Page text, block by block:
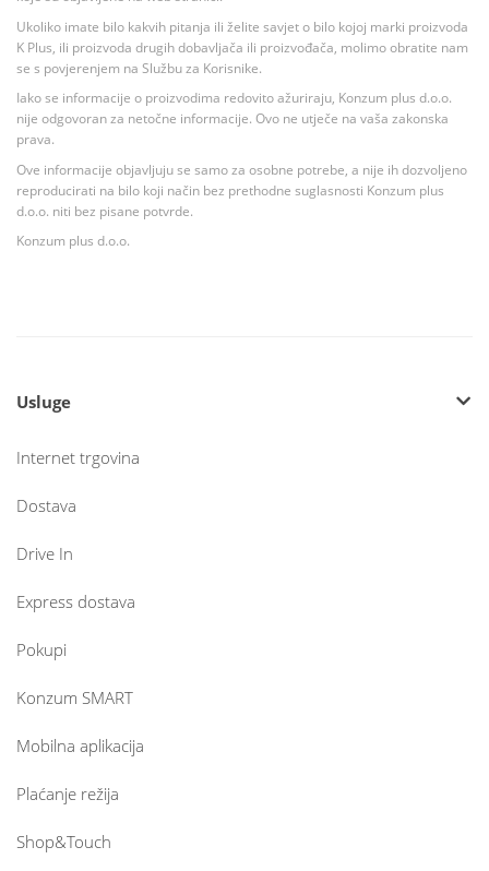
Ukoliko imate bilo kakvih pitanja ili želite savjet o bilo kojoj marki proizvoda
K Plus, ili proizvoda drugih dobavljača ili proizvođača, molimo obratite nam
se s povjerenjem na Službu za Korisnike.
Iako se informacije o proizvodima redovito ažuriraju, Konzum plus d.o.o.
nije odgovoran za netočne informacije. Ovo ne utječe na vaša zakonska
prava.
Ove informacije objavljuju se samo za osobne potrebe, a nije ih dozvoljeno
reproducirati na bilo koji način bez prethodne suglasnosti Konzum plus
d.o.o. niti bez pisane potvrde.
Konzum plus d.o.o.
Usluge
Internet trgovina
Dostava
Drive In
Express dostava
Pokupi
Konzum SMART
Mobilna aplikacija
Plaćanje režija
Shop&Touch